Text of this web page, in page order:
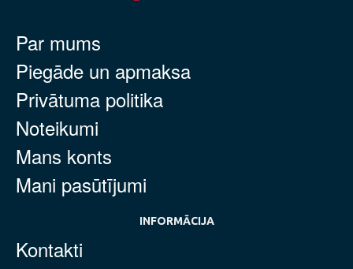
Par mums
Piegāde un apmaksa
Privātuma politika
Noteikumi
Mans konts
Mani pasūtījumi
INFORMĀCIJA
Kontakti